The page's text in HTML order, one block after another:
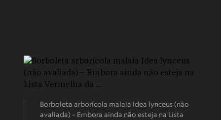
Borboleta arborícola malaia Idea lynceus (não
avaliada) – Embora ainda não esteja na Lista